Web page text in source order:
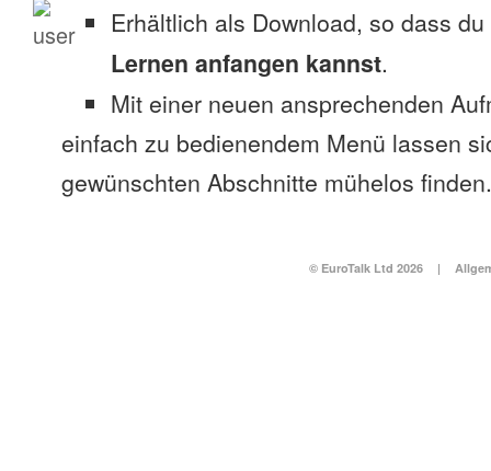
Erhältlich als Download, so dass du
Lernen anfangen kannst.
Mit einer neuen ansprechenden
einfach zu bedienendem Menü lassen
gewünschten Abschnitte mühelos finden.
© EuroTalk Ltd 2026 |